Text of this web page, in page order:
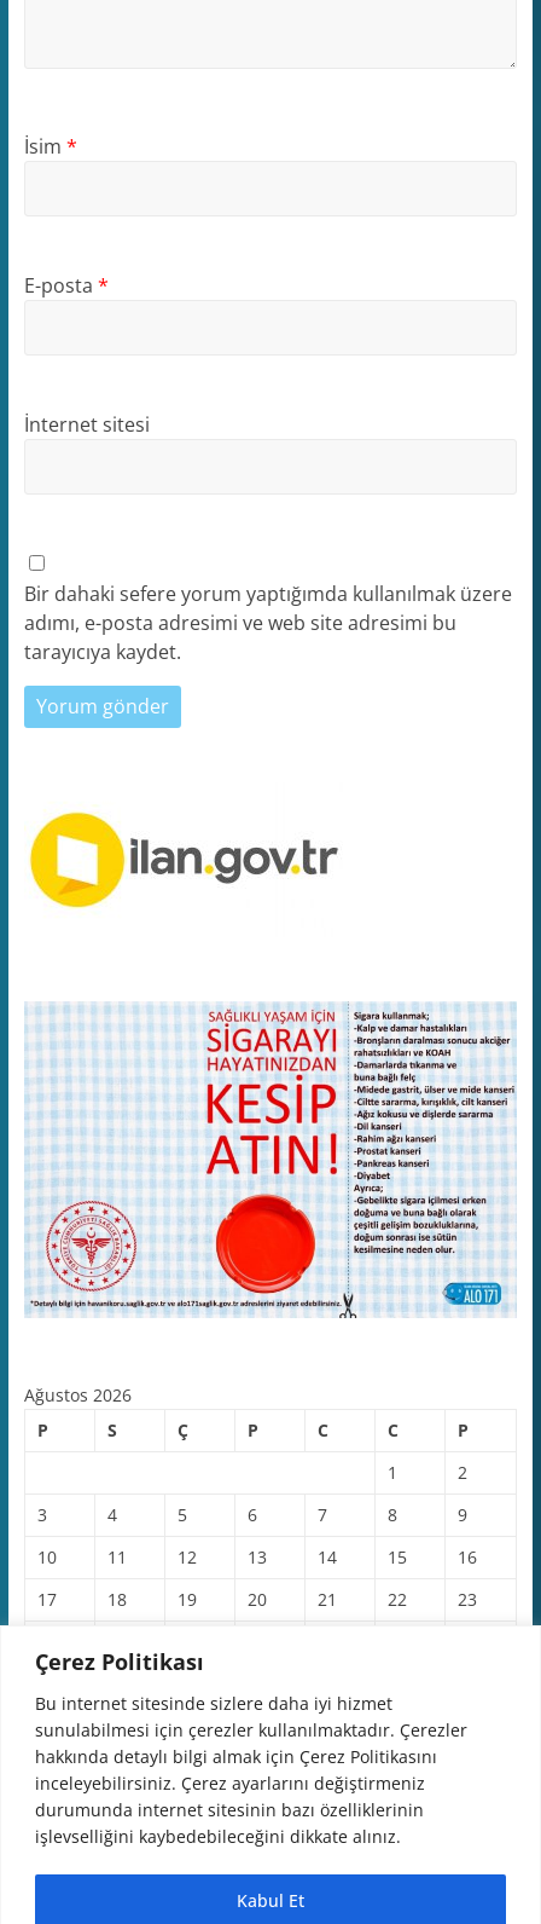
Çerez Politikası
Bu internet sitesinde sizlere daha iyi hizmet
sunulabilmesi için çerezler kullanılmaktadır. Çerezler
hakkında detaylı bilgi almak için Çerez Politikasını
inceleyebilirsiniz. Çerez ayarlarını değiştirmeniz
durumunda internet sitesinin bazı özelliklerinin
işlevselliğini kaybedebileceğini dikkate alınız.
Kabul Et
İsim *
E-posta *
İnternet sitesi
Bir dahaki sefere yorum yaptığımda kullanılmak üzere
adımı, e-posta adresimi ve web site adresimi bu
tarayıcıya kaydet.
Ağustos 2026
P
S Ç P C C
P
1
2
3
4 5 6 7 8
9
10
11 12 13 14 15
16
17
18 19 20 21 22
23
« Haz
Tüm hakları saklıdır © 2026Domaniç Belediyesi